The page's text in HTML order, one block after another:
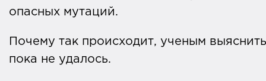
опасных мутаций.
Почему так происходит, ученым выяснить
пока не удалось.